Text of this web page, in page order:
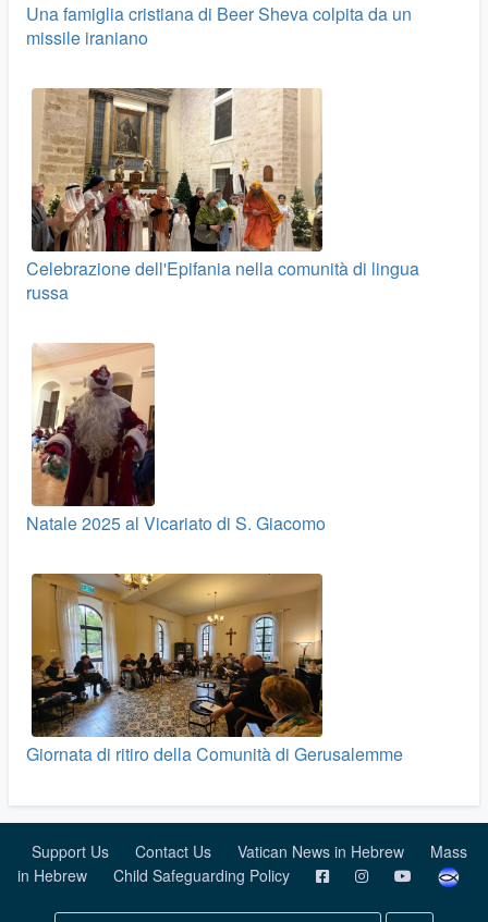
Una famiglia cristiana di Beer Sheva colpita da un
missile iraniano
Celebrazione dell'Epifania nella comunità di lingua
russa
Natale 2025 al Vicariato di S. Giacomo
Giornata di ritiro della Comunità di Gerusalemme
Support Us Contact Us Vatican News in Hebrew
Mass
in Hebrew
Child Safeguarding Policy